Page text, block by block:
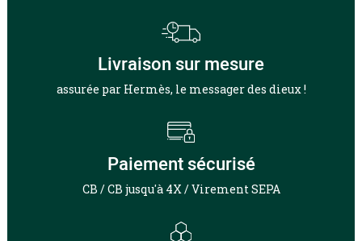
Livraison sur mesure
assurée par Hermès, le messager des dieux !
Paiement sécurisé
CB / CB jusqu'à 4X / Virement SEPA